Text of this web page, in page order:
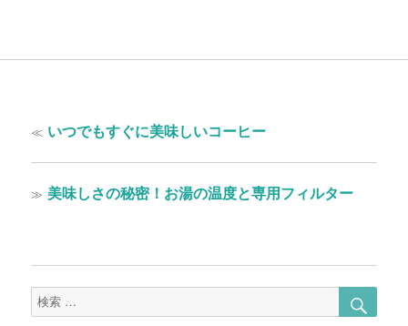
稿
ナ
ビ
シ
ョ
≪ 過
の
投
稿:
いつでもすぐに美味しいコーヒー
≫ 次
美味しさの秘密！お湯の温度と専用フィルター
検
索